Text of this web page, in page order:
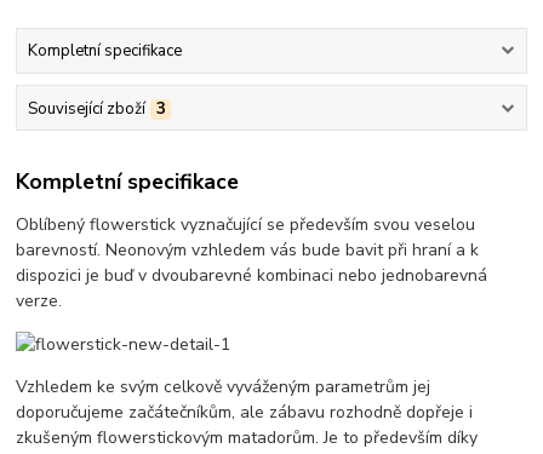
Kompletní specifikace
Související zboží 3
Kompletní specifikace
Oblíbený flowerstick vyznačující se především svou veselou
barevností. Neonovým vzhledem vás bude bavit při hraní a k
dispozici je buď v dvoubarevné kombinaci nebo jednobarevná
verze.
Vzhledem ke svým celkově vyváženým parametrům jej
doporučujeme začátečníkům, ale zábavu rozhodně dopřeje i
zkušeným flowerstickovým matadorům. Je to především díky